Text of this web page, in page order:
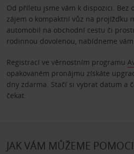
Od příletu jsme vám k dispozici. Bez
zájem o kompaktní vůz na projížďku
automobil na obchodní cestu či
rodinnou dovolenou, nabídneme
Registrací ve věrnostním programu
opakovaném pronájmu získáte
dny zdarma. Stačí si vybrat datum a
čekat.
JAK VÁM MŮŽEME